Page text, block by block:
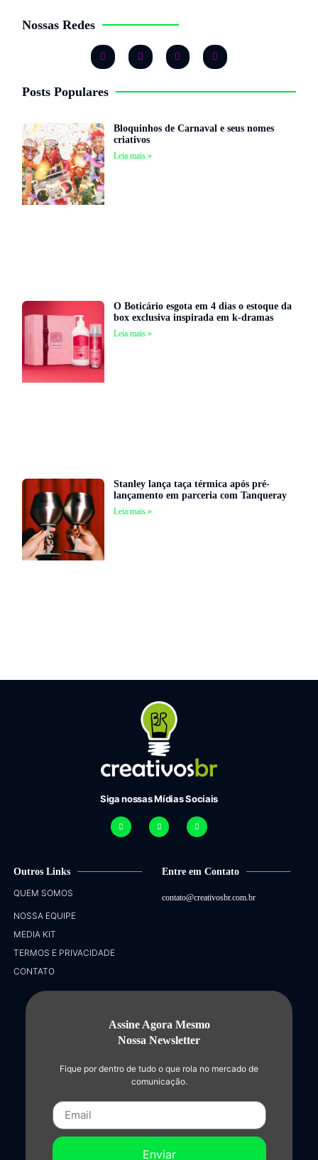
Nossas Redes
Posts Populares
Bloquinhos de Carnaval e seus nomes
criativos
Leia mais »
O Boticário esgota em 4 dias o estoque da
box exclusiva inspirada em k-dramas
Leia mais »
Stanley lança taça térmica após pré-
lançamento em parceria com Tanqueray
Leia mais »
Siga nossas Mídias Sociais
Outros Links
QUEM SOMOS
NOSSA EQUIPE
MEDIA KIT
TERMOS E PRIVACIDADE
CONTATO
Entre em Contato
contato@creativosbr.com.br
Assine Agora Mesmo
Nossa Newsletter
Fique por dentro de tudo o que rola no mercado de
comunicação.
Enviar